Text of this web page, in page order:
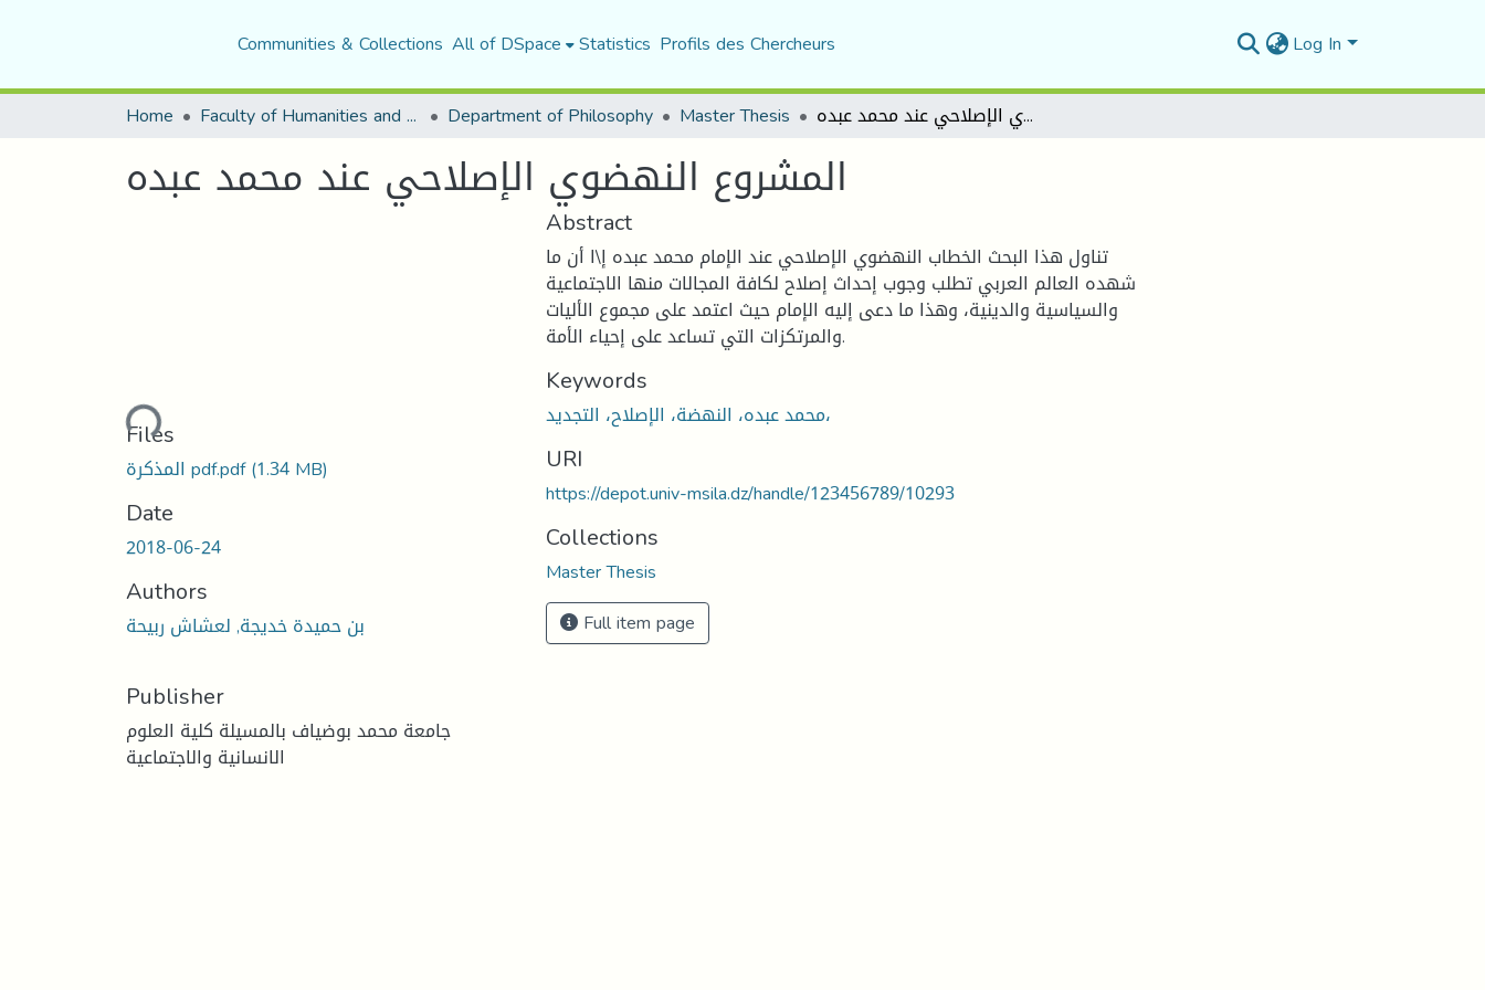
Communities & Collections All of DSpace Statistics Profils des Chercheurs Log In
Home Faculty of Humanities and Social Sciences Department of Philosophy Master Thesis المشروع النهضوي الإصلاحي عند محمد عبده
المشروع النهضوي الإصلاحي عند محمد عبده
Loading...
Files
المذكرة pdf.pdf(1.34 MB)
Date
2018-06-24
Authors
بن حميدة خديجة, لعشاش ربيحة
Publisher
جامعة محمد بوضياف بالمسيلة كلية العلوم
الانسانية والاجتماعية
Abstract
تناول هذا البحث الخطاب النهضوي الإصلاحي عند الإمام محمد عبده إ\ا أن ما
شهده العالم العربي تطلب وجوب إحداث إصلاح لكافة المجالات منها الاجتماعية
والسياسية والدينية، وهذا ما دعى إليه الإمام حيث اعتمد على مجموع الأليات
والمرتكزات التي تساعد على إحياء الأمة.
Keywords
محمد عبده، النهضة، الإصلاح، التجديد،
URI
https://depot.univ-msila.dz/handle/123456789/10293
Collections
Master Thesis
Full item page